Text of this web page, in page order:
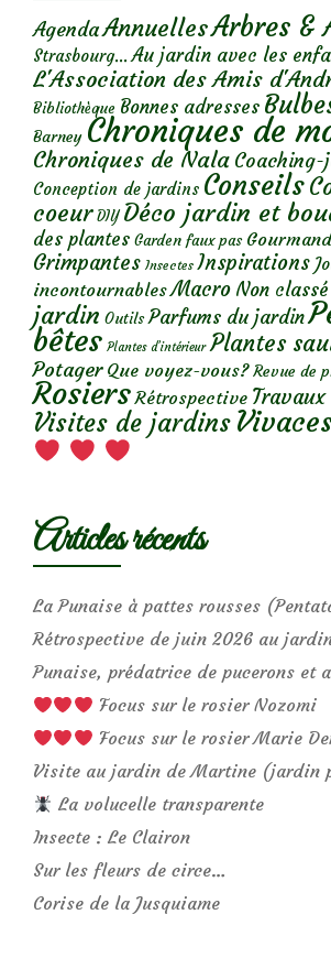
AgendaAnnuellesArbres &
Strasbourg... Au jardin avec les
L'Association des Amis
Bibliothèque Bonnes adresses
Barney Chroniques de
Chroniques de Nala
Conception de jardins Conseils
coeur DIY Déco jardin et
des plantes Garden faux pas
Grimpantes Insectes Inspirations
incontournables Macro Non classé
jardin Outils Parfums du jardin
bêtes Plantes d’intérieur Plantes
Potager Que voyez-vous? Revue de
Rosiers Rétrospective
Visites de jardins
Articles récents
La Punaise à pattes rousses
Rétrospective de juin 2026 au
Punaise, prédatrice de pucerons et
Focus sur le rosier Nozomi
Focus sur le rosier Marie
Visite au jardin de Martine (jardin
La volucelle transparente
Insecte : Le Clairon
Sur les fleurs de circe…
Corise de la Jusquiame